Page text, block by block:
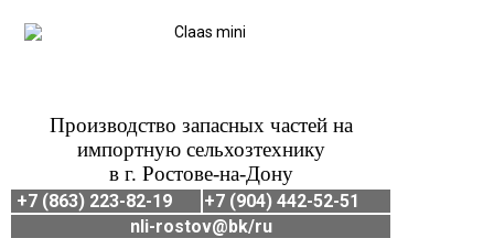
Производство запасных частей на
импортную сельхозтехнику
в г. Ростове-на-Дону
+7 (863) 223-82-19
+7 (904) 442-52-51
nli-rostov@bk/ru